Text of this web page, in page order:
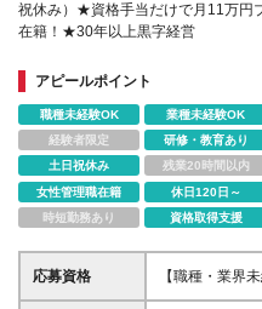
祝休み）★資格手当だけで月11万円
在籍！★30年以上黒字経営
アピールポイント
職種未経験OK 業種未経験OK
経験者限定
研修・教育あり
土日祝休み
残業20時間以内
女性管理職在籍
休日120日～
時短勤務あり
資格取得支援
応募資格
【職種・業界
普通自動車免許を